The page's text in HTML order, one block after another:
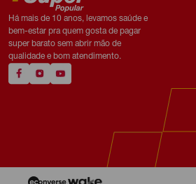
Há mais de 10 anos, levamos saúde e
bem-estar pra quem gosta de pagar
super barato sem abrir mão de
qualidade e bom atendimento.